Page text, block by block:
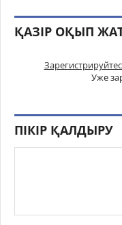
ҚАЗІР ОҚЫП
Уже
ПІКІР ҚАЛДЫРУ